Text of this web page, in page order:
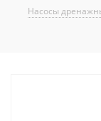
Насосы